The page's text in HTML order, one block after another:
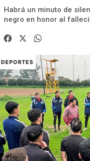
Habrá un minuto de
negro en honor al
DEPORTES